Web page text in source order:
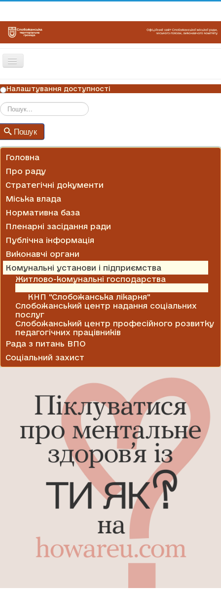
Перемикач
ГОЛОВНА
НОВИНИ
ОГОЛОШЕННЯ
ГРАФІКИ ПРИЙОМУ
Налаштування доступності
Пошук
Головна
Про раду
Стратегічні документи
Міська влада
Нормативна база
Пленарні засідання ради
Публічна інформація
Виконавчі органи
Комунальні установи і підприємства
Житлово-комунальні господарства
КНП "Слобожанська лікарня"
Слобожанський центр надання соціальних
послуг
Слобожанський центр професійного розвитку
педагогічних працівників
Рада з питань ВПО
Соціальний захист